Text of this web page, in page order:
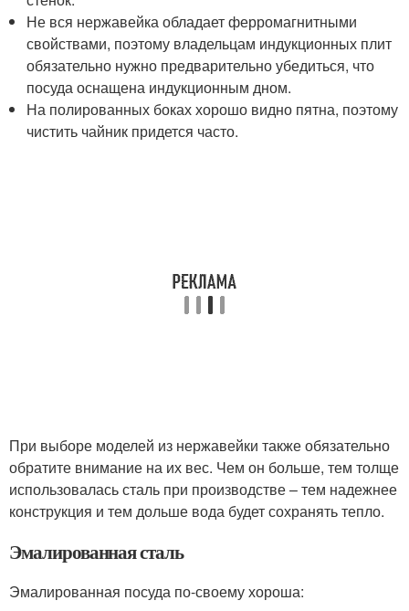
Не вся нержавейка обладает ферромагнитными
свойствами, поэтому владельцам индукционных плит
обязательно нужно предварительно убедиться, что
посуда оснащена индукционным дном.
На полированных боках хорошо видно пятна, поэтому
чистить чайник придется часто.
При выборе моделей из нержавейки также обязательно
обратите внимание на их вес. Чем он больше, тем толще
использовалась сталь при производстве – тем надежнее
конструкция и тем дольше вода будет сохранять тепло.
Эмалированная сталь
Эмалированная посуда по-своему хороша: